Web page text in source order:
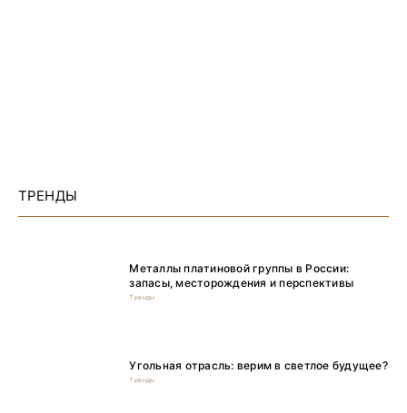
ТРЕНДЫ
Металлы платиновой группы в России:
запасы, месторождения и перспективы
Тренды
Угольная отрасль: верим в светлое будущее?
Тренды